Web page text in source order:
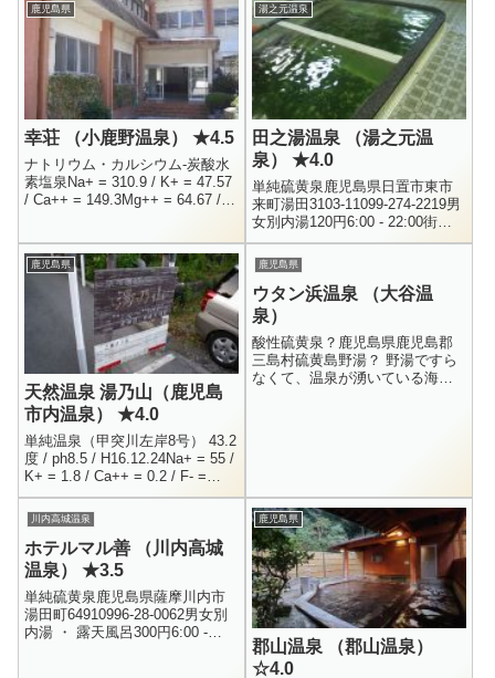
鹿児島県
幸荘 （小鹿野温泉） ★4.5
ナトリウム・カルシウム-炭酸水
素塩泉Na+ = 310.9 / K+ = 47.57
/ Ca++ = 149.3Mg++ = 64.67 /
湯之元温泉
田之湯温泉 （湯之元温
泉） ★4.0
単純硫黄泉鹿児島県日置市東市
来町湯田3103-11099-274-2219男
女別内湯120円6:00 - 22:00街中
に旅館や温泉銭湯が点在する湯
之元温泉の、メインストリート
から...
鹿児島県
天然温泉 湯乃山（鹿児島
市内温泉） ★4.0
単純温泉（甲突川左岸8号） 43.2
度 / ph8.5 / H16.12.24Na+ = 55 /
K+ = 1.8 / Ca++ = 0.2 / F- =
0.8Cl- = 5....
鹿児島県
ウタン浜温泉 （大谷温
泉）
酸性硫黄泉？鹿児島県鹿児島郡
三島村硫黄島野湯？ 野湯ですら
なくて、温泉が湧いている海岸
川内高城温泉
ホテルマル善 （川内高城
温泉） ★3.5
単純硫黄泉鹿児島県薩摩川内市
湯田町64910996-28-0062男女別
内湯 ・ 露天風呂300円6:00 -
鹿児島県
郡山温泉 （郡山温泉）
☆4.0